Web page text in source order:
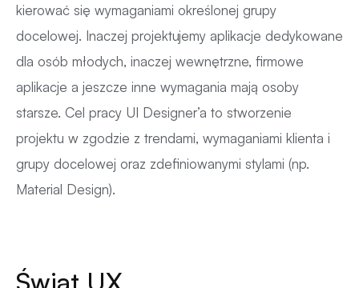
kierować się wymaganiami określonej grupy
docelowej. Inaczej projektujemy aplikacje dedykowane
dla osób młodych, inaczej wewnętrzne, firmowe
aplikacje a jeszcze inne wymagania mają osoby
starsze. Cel pracy UI Designer’a to stworzenie
projektu w zgodzie z trendami, wymaganiami klienta i
grupy docelowej oraz zdefiniowanymi stylami (np.
Material Design).
Świat UX